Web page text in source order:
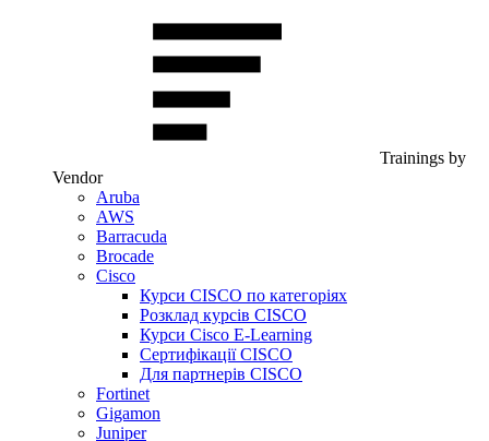
Trainings by
Vendor
Aruba
AWS
Barracuda
Brocade
Cisco
Курси CISCO по категоріях
Розклад курсів CISCO
Курси Cisco E-Learning
Сертифікації CISCO
Для партнерів CISCO
Fortinet
Gigamon
Juniper